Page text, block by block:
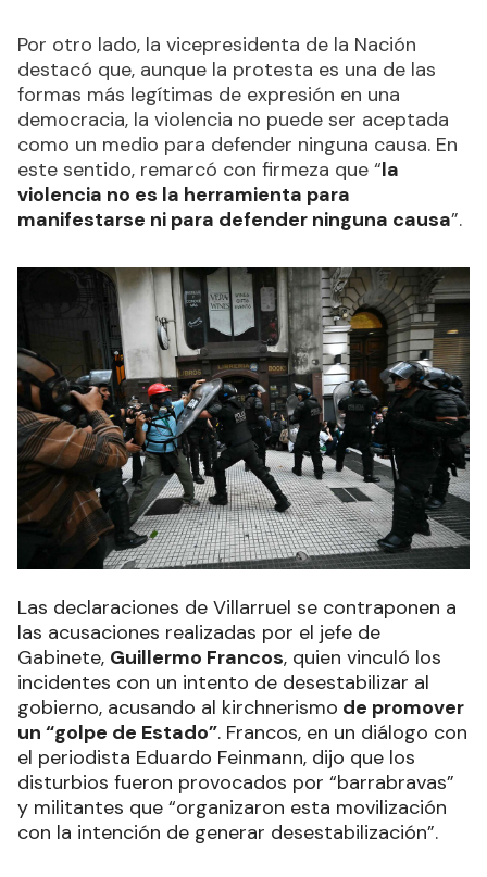
Por otro lado, la vicepresidenta de la Nación
destacó que, aunque la protesta es una de las
formas más legítimas de expresión en una
democracia, la violencia no puede ser aceptada
como un medio para defender ninguna causa. En
este sentido, remarcó con firmeza que “la
violencia no es la herramienta para
manifestarse ni para defender ninguna causa”.
Las declaraciones de Villarruel se contraponen a
las acusaciones realizadas por el jefe de
Gabinete, Guillermo Francos, quien vinculó los
incidentes con un intento de desestabilizar al
gobierno, acusando al kirchnerismo de promover
un “golpe de Estado”. Francos, en un diálogo con
el periodista Eduardo Feinmann, dijo que los
disturbios fueron provocados por “barrabravas”
y militantes que “organizaron esta movilización
con la intención de generar desestabilización”.